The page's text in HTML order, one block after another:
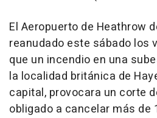
El Aeropuerto de Heathrow
reanudado este sábado los
que un incendio en una
la localidad británica de
capital, provocara un corte
obligado a cancelar más de